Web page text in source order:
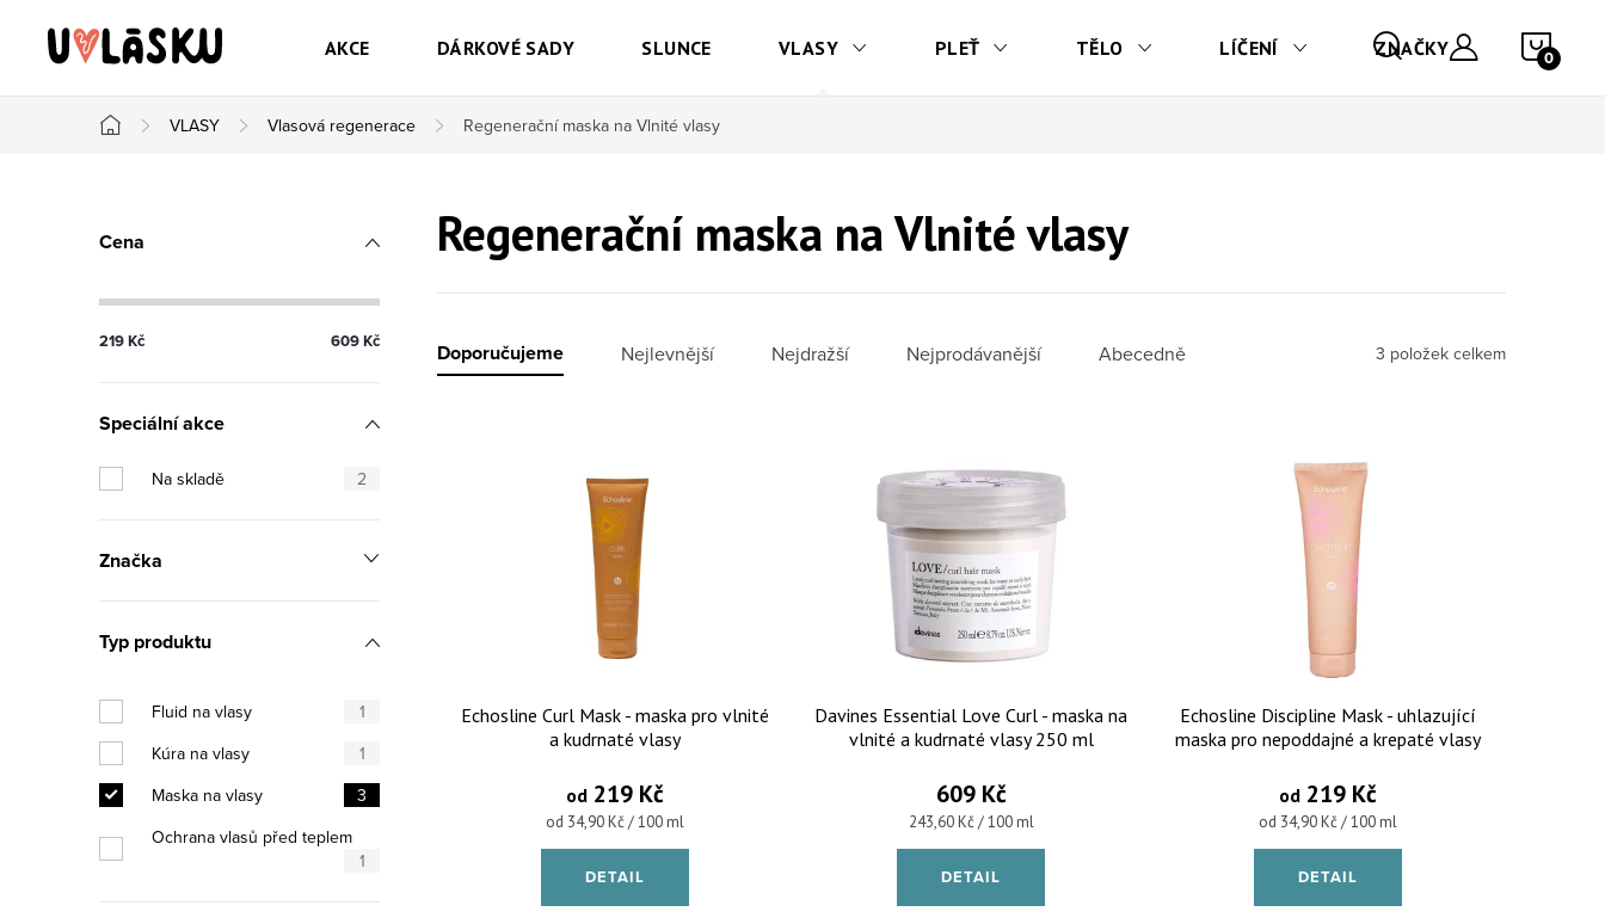
AKCE DÁRKOVÉ SADY SLUNCE VLASY PLEŤ TĚLO LÍČENÍ ZNAČKY
Domů
VLASY Vlasová regenerace Regenerační maska na Vlnité vlasy
Postranní panel
Cena
219Kč 609Kč
Speciální akce
Na skladě 2
Značka
Typ produktu
Fluid na vlasy
1
Kúra na vlasy
1
Maska na vlasy
3
Ochrana vlasů před teplem
1
Regenerační maska na Vlnité vlasy
Řazení produktů
Doporučujeme Nejlevnější Nejdražší Nejprodávanější Abecedně 3 položek celkem
Echosline Curl Mask - maska pro vlnité
a kudrnaté vlasy
od 219 Kč
Měrná cena:
od 34,90 Kč / 100 ml
DETAIL
Davines Essential Love Curl - maska na
vlnité a kudrnaté vlasy 250 ml
609 Kč
Měrná cena:
243,60 Kč / 100 ml
DETAIL
Echosline Discipline Mask - uhlazující
maska pro nepoddajné a krepaté vlasy
od219 Kč
Měrná cena:
od 34,90 Kč / 100 ml
DETAIL